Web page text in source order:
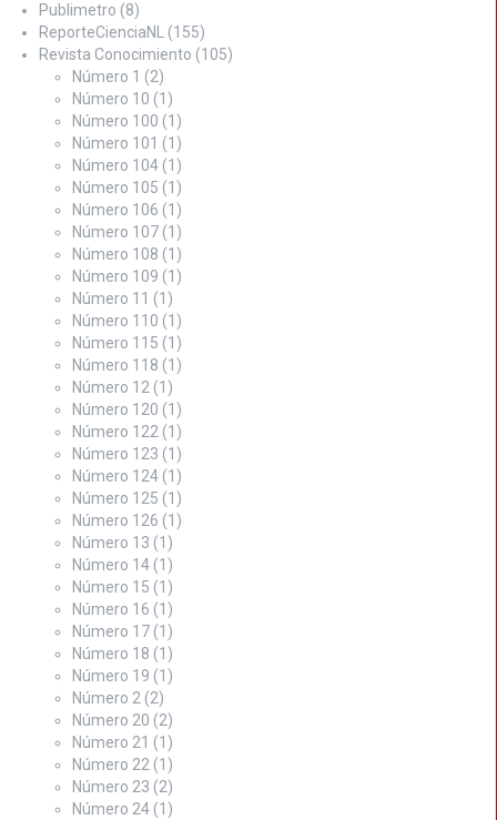
Publimetro (8)
ReporteCienciaNL
(155)
Revista Conocimiento (105)
Número 1 (2)
Número 10 (1)
Número 100 (1)
Número 101 (1)
Número 104 (1)
Número 105 (1)
Número 106 (1)
Número 107 (1)
Número 108 (1)
Número 109 (1)
Número 11 (1)
Número 110 (1)
Número 115 (1)
Número 118 (1)
Número 12 (1)
Número 120 (1)
Número 122 (1)
Número 123 (1)
Número 124 (1)
Número 125 (1)
Número 126 (1)
Número 13 (1)
Número 14 (1)
Número 15 (1)
Número 16 (1)
Número 17 (1)
Número 18 (1)
Número 19 (1)
Número 2 (2)
Número 20 (2)
Número 21 (1)
Número 22 (1)
Número 23 (2)
Número 24 (1)